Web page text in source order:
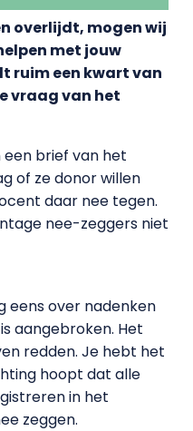
overlijdt, mogen wij
met jouw
ruim een kwart van
vraag van het
brief van het
of ze donor willen
daar nee tegen.
nee-zeggers niet
eens over nadenken
aangebroken. Het
redden. Je hebt het
hoopt dat alle
in het
zeggen.